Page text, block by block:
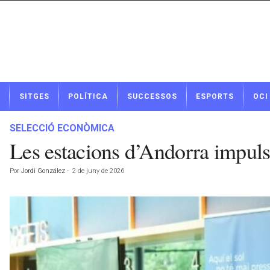
t
SITGES POLÍTICA SUCCESSOS ESPORTS OCI
SELECCIÓ ECONÒMICA
Les estacions d’Andorra
Por Jordi González - 2 de juny de 2026